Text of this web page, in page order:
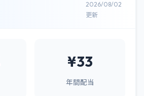
2026/08/02
更新
¥33
年間配当